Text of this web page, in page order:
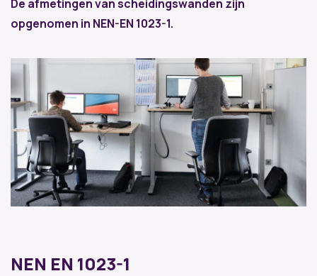
De afmetingen van scheidingswanden zijn
opgenomen in NEN-EN 1023-1.
NEN EN 1023-1